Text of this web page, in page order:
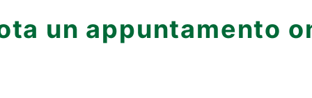
un appuntamento